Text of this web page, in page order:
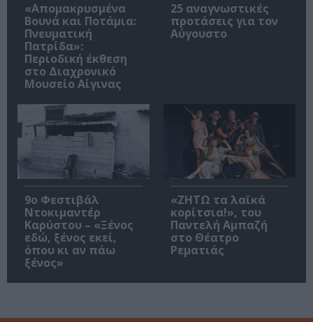
«Απομακρυσμένα
Βουνά και Ποτάμια:
Πνευματική
Πατρίδα»:
Περιοδική έκθεση
στο Διαχρονικό
Μουσείο Αίγινας
25 αναγνωστικές
προτάσεις για τον
Αύγουστο
9ο Φεστιβάλ
Ντοκιμαντέρ
Καρύστου – «Ξένος
εδώ, ξένος εκεί,
όπου κι αν πάω
ξένος»
«ΖΗΤΩ τα λαϊκά
κορίτσια!», του
Παντελή Αμπαζή
στο Θέατρο
Ρεματιάς